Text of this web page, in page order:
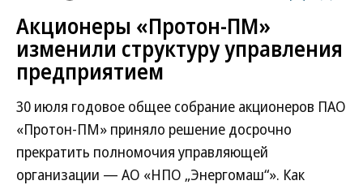
Акционеры «Протон-ПМ»
изменили структуру управления
предприятием
30 июля годовое общее собрание акционеров ПАО
«Протон-ПМ» приняло решение досрочно
прекратить полномочия управляющей
организации — АО «НПО „Энергомаш“». Как